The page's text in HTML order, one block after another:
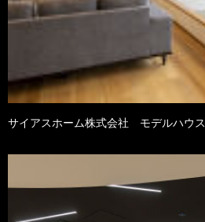
サイアスホーム株式会社 モデルハウス